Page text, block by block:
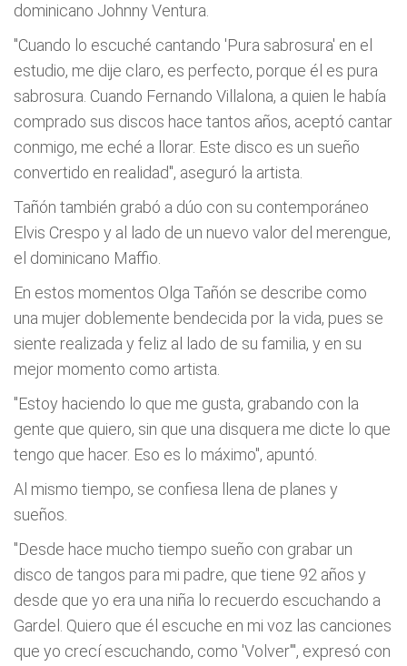
dominicano Johnny Ventura.
"Cuando lo escuché cantando 'Pura sabrosura' en el
estudio, me dije claro, es perfecto, porque él es pura
sabrosura. Cuando Fernando Villalona, a quien le había
comprado sus discos hace tantos años, aceptó cantar
conmigo, me eché a llorar. Este disco es un sueño
convertido en realidad", aseguró la artista.
Tañón también grabó a dúo con su contemporáneo
Elvis Crespo y al lado de un nuevo valor del merengue,
el dominicano Maffio.
En estos momentos Olga Tañón se describe como
una mujer doblemente bendecida por la vida, pues se
siente realizada y feliz al lado de su familia, y en su
mejor momento como artista.
"Estoy haciendo lo que me gusta, grabando con la
gente que quiero, sin que una disquera me dicte lo que
tengo que hacer. Eso es lo máximo", apuntó.
Al mismo tiempo, se confiesa llena de planes y
sueños.
"Desde hace mucho tiempo sueño con grabar un
disco de tangos para mi padre, que tiene 92 años y
desde que yo era una niña lo recuerdo escuchando a
Gardel. Quiero que él escuche en mi voz las canciones
que yo crecí escuchando, como 'Volver'", expresó con